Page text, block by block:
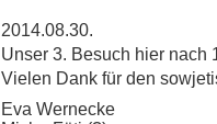
2014.08.30.
Unser 3. Besuch hier nach
Vielen Dank für den
Eva Wernecke